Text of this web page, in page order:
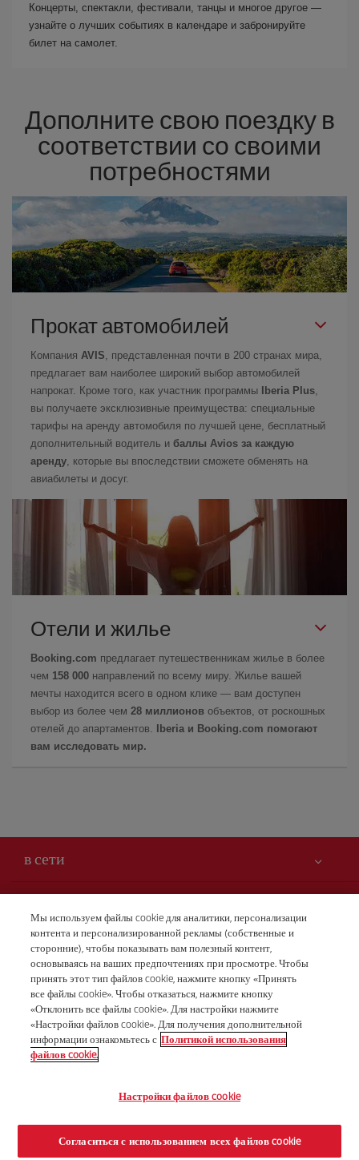
Концерты, спектакли, фестивали, танцы и многое другое —
узнайте о лучших событиях в календаре и забронируйте
билет на самолет.
Дополните свою поездку в
соответствии со своими
потребностями
Прокат автомобилей
Компания AVIS , представленная почти в 200 странах мира,
предлагает вам наиболее широкий выбор автомобилей
напрокат. Кроме того, как участник программы
Iberia Plus
вы получаете эксклюзивные преимущества: специальные
тарифы на аренду автомобиля по лучшей цене, бесплатный
дополнительный водитель и баллы Avios за каждую
аренду , которые вы впоследствии сможете обменять на
авиабилеты и досуг.
Отели и жилье
Booking.com предлагает путешественникам жилье в более
чем 158 000 направлений по всему миру. Жилье вашей
мечты находится всего в одном клике — вам доступен
выбор из более чем 28 миллионов объектов, от роскошных
отелей до апартаментов.
Iberia и Booking.com помогают
вам исследовать мир.
в сети
Безопасность — прежде всего
Заявление о доступности
Обязательства по обслуживанию
Карта Iberia.com
Iberia – это также
новости и новинки
Группа Iberia
Акционеры и инвесторы
Наши альянсы
Наши условия
Правовая информация
Условия перевозки
Общие условия программы Iberia Club
Политика защиты персональных данных
Бронирования
+7 (8) 495 258 84 10
© Iberia 2026
Мы используем файлы cookie для аналитики, персонализации
контента и персонализированной рекламы (собственные и
сторонние), чтобы показывать вам полезный контент,
основываясь на ваших предпочтениях при просмотре. Чтобы
принять этот тип файлов cookie, нажмите кнопку «Принять
все файлы cookie». Чтобы отказаться, нажмите кнопку
«Отклонить все файлы cookie». Для настройки нажмите
«Настройки файлов cookie». Для получения дополнительной
информации ознакомьтесь с Политикой использования
файлов cookie.
Настройки файлов cookie
Согласиться с использованием всех файлов cookie